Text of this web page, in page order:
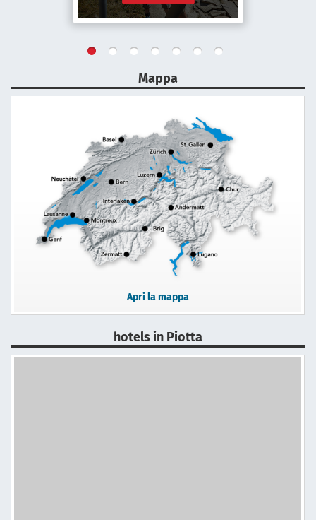
Mappa
Apri la mappa
hotels in Piotta